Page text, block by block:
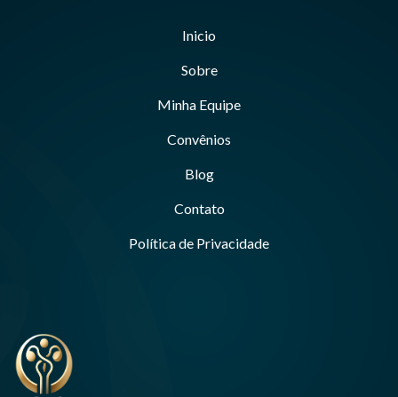
Inicio
Sobre
Minha Equipe
Convênios
Blog
Contato
Política de Privacidade